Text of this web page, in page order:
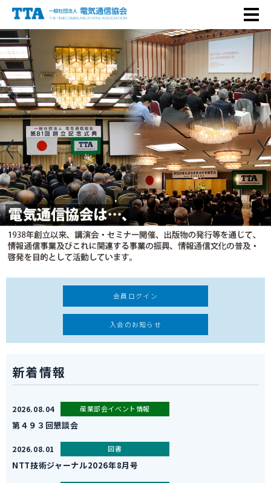
会員ログイン
入会のお知らせ
新着情報
2026.08.04 産業部会イべント情報
第４９３回懇談会
2026.08.01 図書
NTT技術ジャーナル2026年8月号